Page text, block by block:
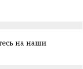
на наши